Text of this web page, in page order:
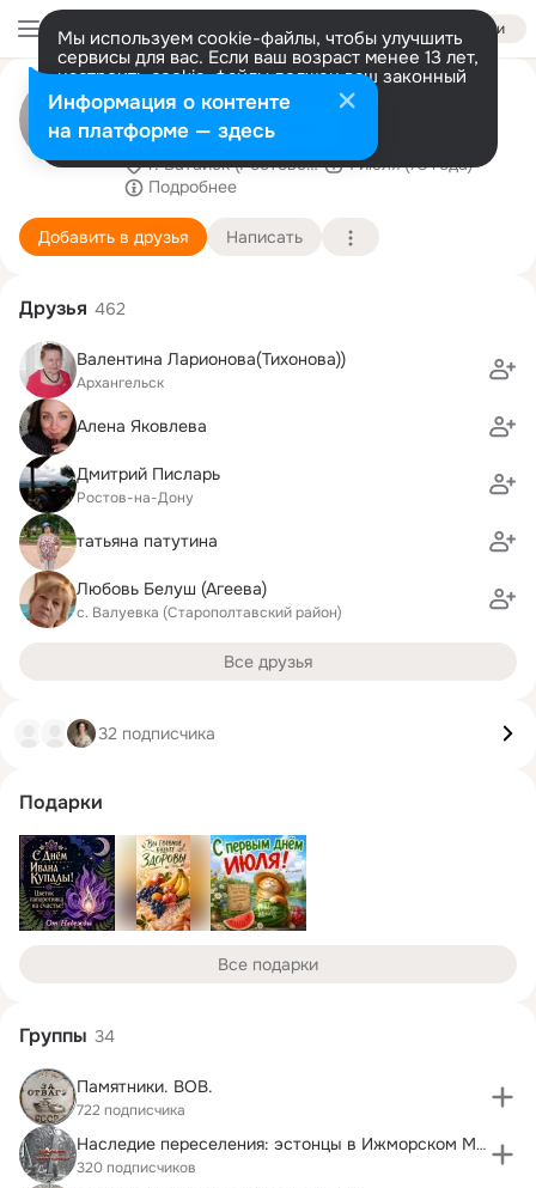
Войти
Мы используем cookie-файлы, чтобы улучшить
сервисы для вас. Если ваш возраст менее 13 лет,
настроить cookie-файлы должен ваш законный
представитель. Больше информации
Разрешить все Настроить
Библиотека № 1 им В
Маяковского
г. Батайск (Ростовская область)1 июля (73 года)
Подробнее
Добавить в друзья Написать
Друзья 462
Валентина Ларионова(Тихонова))
Архангельск
Алена Яковлева
Дмитрий Писларь
Ростов-на-Дону
татьяна патутина
Любовь Белуш (Агеева)
с. Валуевка (Старополтавский район)
Все друзья
32 подписчика
Подарки
Все подарки
Группы 34
Памятники. ВОВ.
722 подписчика
Наследие переселения: эстонцы в Ижморском МО
320 подписчиков
Информация о контенте
на платформе — здесь